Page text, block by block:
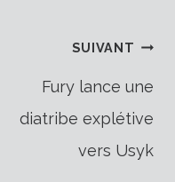
SUIVANT
Fury lance une
diatribe explétive
vers Usyk